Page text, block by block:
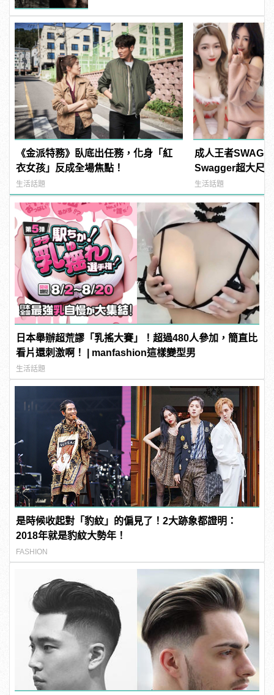
《金派特務》臥底出任務，化身「紅
衣女孩」反成全場焦點！
生活話題
成人王者SWAG
Swagger超大尺
紅海鮮通通有，
結！ |
生活話題
日本舉辦超荒謬「乳搖大賽」！超過480人參加，簡直比
看片還刺激啊！ | manfashion這樣變型男
生活話題
是時候收起對「豹紋」的偏見了！2大跡象都證明：
2018年就是豹紋大勢年！
FASHION